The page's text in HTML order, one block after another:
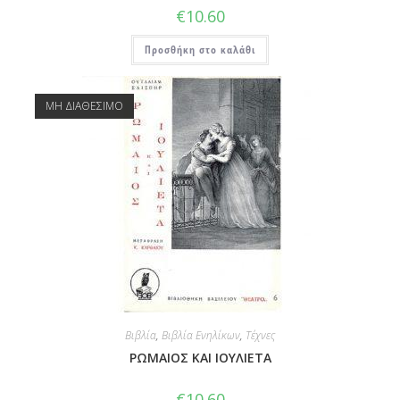
€10.60
Προσθήκη στο καλάθι
ΜΗ ΔΙΑΘΕΣΙΜΟ
Βιβλία, Βιβλία Ενηλίκων, Τέχνες
ΡΩΜΑΙΟΣ ΚΑΙ ΙΟΥΛΙΕΤΑ